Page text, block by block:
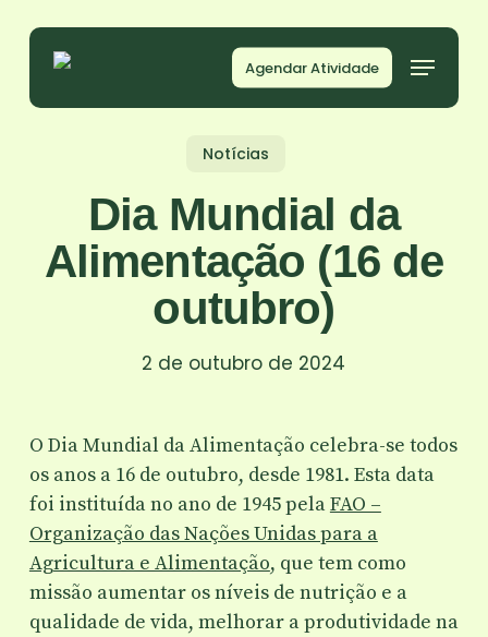
content
Agendar Atividade
Notícias
Dia Mundial da
Alimentação (16 de
outubro)
2 de outubro de 2024
O Dia Mundial da Alimentação celebra-se todos
os anos a 16 de outubro, desde 1981. Esta data
foi instituída no ano de 1945 pelaFAO –
Organização das Nações Unidas para a
Agricultura e Alimentação, que tem como
missão aumentar os níveis de nutrição e a
qualidade de vida, melhorar a produtividade na